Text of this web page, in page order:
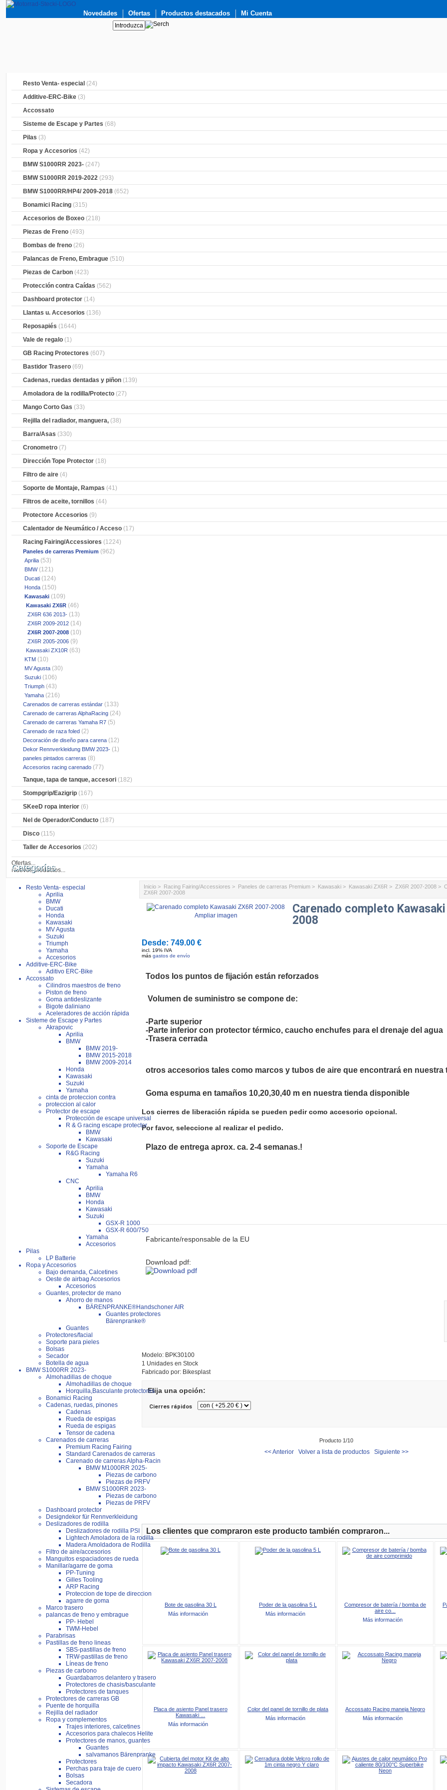
Novedades Ofertas Productos destacados Mi Cuenta
Resto Venta- especial (24)
Additive-ERC-Bike (3)
Accossato
Sisteme de Escape y Partes (68)
Pilas (3)
Ropa y Accesorios (42)
BMW S1000RR 2023- (247)
BMW S1000RR 2019-2022 (293)
BMW S1000RR/HP4/ 2009-2018 (652)
Bonamici Racing (315)
Accesorios de Boxeo (218)
Piezas de Freno (493)
Bombas de freno (26)
Palancas de Freno, Embrague (510)
Piezas de Carbon (423)
Protección contra Caídas (562)
Dashboard protector (14)
Llantas u. Accesorios (136)
Reposapiés (1644)
Vale de regalo (1)
GB Racing Protectores (607)
Bastidor Trasero (69)
Cadenas, ruedas dentadas y piñon (139)
Amoladora de la rodilla/Protecto (27)
Mango Corto Gas (33)
Rejilla del radiador, manguera, (38)
Barra/Asas (330)
Cronometro (7)
Dirección Tope Protector (18)
Filtro de aire (4)
Soporte de Montaje, Rampas (41)
Filtros de aceite, tornillos (44)
Protectore Accesorios (9)
Calentador de Neumático / Acceso (17)
Racing Fairing/Accessiores (1224)
Paneles de carreras Premium (962)
Aprilia (53)
BMW(121)
Ducati (124)
Honda (150)
Kawasaki (109)
Kawasaki ZX6R (46)
ZX6R 636 2013- (13)
ZX6R 2009-2012 (14)
ZX6R 2007-2008 (10)
ZX6R 2005-2006 (9)
Kawasaki ZX10R (63)
KTM (10)
MV Agusta (30)
Suzuki (106)
Triumph (43)
Yamaha (216)
Carenados de carreras estándar (133)
Carenado de carreras AlphaRacing (24)
Carenado de carreras Yamaha R7 (5)
Carenado de raza foled (2)
Decoración de diseño para carena (12)
Dekor Rennverkleidung BMW 2023- (1)
paneles pintados carreras (8)
Accesorios racing carenado (77)
Tanque, tapa de tanque, accesori (182)
Stompgrip/Eazigrip (167)
SKeeD ropa interior (6)
Nel de Operador/Conducto (187)
Disco (115)
Taller de Accesorios (202)
Ofertas...
Nuevos productos...
Categorías
Resto Venta- especial
Aprilia
BMW
Ducati
Honda
Kawasaki
MV Agusta
Suzuki
Triumph
Yamaha
Accesorios
Additive-ERC-Bike
Aditivo ERC-Bike
Accossato
Cilindros maestros de freno
Piston de freno
Goma antideslizante
Bigote daliniano
Aceleradores de acción rápida
Sisteme de Escape y Partes
Akrapovic
Aprilia
BMW
BMW 2019-
BMW 2015-2018
BMW 2009-2014
Honda
Kawasaki
Suzuki
Yamaha
cinta de proteccion contra
proteccion al calor
Protector de escape
Protección de escape universal
R & G racing escape protector
BMW
Kawasaki
Soporte de Escape
R&G Racing
Suzuki
Yamaha
Yamaha R6
CNC
Aprilia
BMW
Honda
Kawasaki
Suzuki
GSX-R 1000
GSX-R 600/750
Yamaha
Accesorios
Pilas
LP Batterie
Ropa y Accesorios
Bajo demanda, Calcetines
Oeste de airbag Accesorios
Accesorios
Guantes, protector de mano
Ahorro de manos
BÄRENPRANKE®Handschoner AIR
Guantes protectores
Bärenpranke®
Guantes
Protectores/facial
Soporte para pieles
Bolsas
Secador
Botella de agua
BMW S1000RR 2023-
Almohadillas de choque
Almohadillas de choque
Horquilla,Basculante protectores
Bonamici Racing
Cadenas, ruedas, pinones
Cadenas
Rueda de espigas
Rueda de espigas
Tensor de cadena
Carenados de carreras
Premium Racing Fairing
Standard Carenados de carreras
Carenado de carreras Alpha-Racin
BMW M1000RR 2025-
Piezas de carbono
Piezas de PRFV
BMW S1000RR 2023-
Piezas de carbono
Piezas de PRFV
Dashboard protector
Designdekor für Rennverkleidung
Deslizadores de rodilla
Deslizadores de rodilla PSI
Lightech Amoladora de la rodilla
Madera Amoldadora de Rodilla
Filtro de aire/accesorios
Manguitos espaciadores de rueda
Manillar/agarre de goma
PP-Tuning
Gilles Tooling
ARP Racing
Proteccion de tope de direccion
agarre de goma
Marco trasero
palancas de freno y embrague
PP- Hebel
TWM-Hebel
Parabrisas
Pastillas de freno lineas
SBS-pastillas de freno
TRW-pastillas de freno
Líneas de freno
Piezas de carbono
Guardabarros delantero y trasero
Protectores de chasis/basculante
Protectores de tanques
Protectores de carreras GB
Puente de horquilla
Rejilla del radiador
Ropa y complementos
Trajes interiores, calcetines
Accesorios para chalecos Helite
Protectores de manos, guantes
Guantes
salvamanos Bärenpranke
Protectores
Perchas para traje de cuero
Bolsas
Secadora
Inicio > Racing Fairing/Accessiores > Paneles de carreras Premium > Kawasaki > Kawasaki ZX6R > ZX6R 2007-2008 >
ZX6R 2007-2008
Ampliar imagen
Carenado completo Kawasaki
2008
Desde:749.00 €
incl. 19% IVA
másgastos de envío
Todos los puntos de fijación están reforzados
Volumen de suministro se compone de:
-Parte superior
-Parte inferior con protector térmico, caucho enchufes para el drenaje del agua
-Trasera cerrada
otros accesorios tales como marcos y tubos de aire que encontrará en nuestra
Goma espuma en tamaños 10,20,30,40 m en nuestra tienda disponible
Los cierres de liberación rápida se pueden pedir como accesorio opcional.
Por favor, seleccione al realizar el pedido.
Plazo de entrega aprox. ca. 2-4 semanas.!
Fabricante/responsable de la EU
Download pdf:
Modelo: BPK30100
1 Unidades en Stock
Fabricado por: Bikesplast
Elija una opción:
Cierres rápidos
Producto 1/10
<< Anterior Volver a lista de productos Siguiente >>
Los clientes que compraron este producto también compraron...
Bote de gasolina 30 L
Más información
Poder de la gasolina 5 L
Más información
Compresor de batería / bomba de
aire co...
Más información
Placa de asiento Panel trasero
Kawasaki ...
Más información
Color del panel de tornillo de plata
Más información
Accossato Racing maneja Negro
Más información